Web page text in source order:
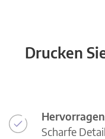
Drucken
Scharfe